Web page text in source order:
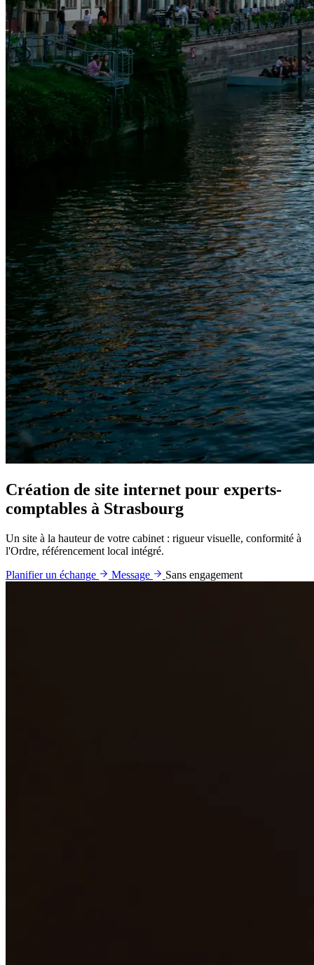
Création de site internet pour experts-
comptables à Strasbourg
Un site à la hauteur de votre cabinet : rigueur visuelle, conformité à
l'Ordre, référencement local intégré.
Planifier un échange
Message Sans engagement